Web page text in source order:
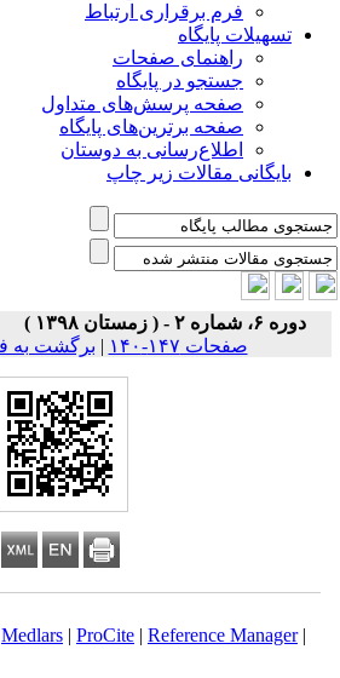
فرم برقراری ارتباط
تسهیلات پایگاه
راهنمای صفحات
جستجو در پایگاه
صفحه پرسش‌های متداول
صفحه برترین‌های پایگاه
اطلاع‌رسانی به دوستان
بایگانی مقالات زیر چاپ
دوره ۶، شماره ۲ - ( زمستان ۱۳۹۸ )
صفحات ۱۴۷-۱۴۰
| برگشت به
|Medlars|ProCite|Reference Manager